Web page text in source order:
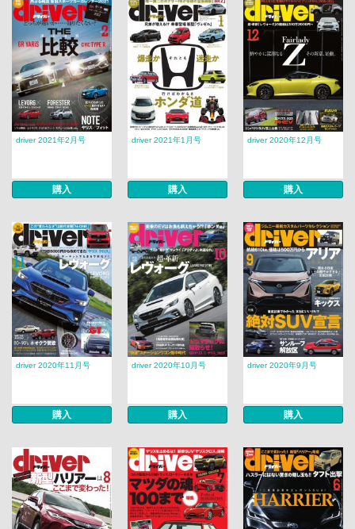
driver 2021年2月号
購入
driver 2021年1月号
購入
driver 2020年12月号
購入
driver 2020年11月号
購入
driver 2020年10月号
購入
driver 2020年9月号
購入